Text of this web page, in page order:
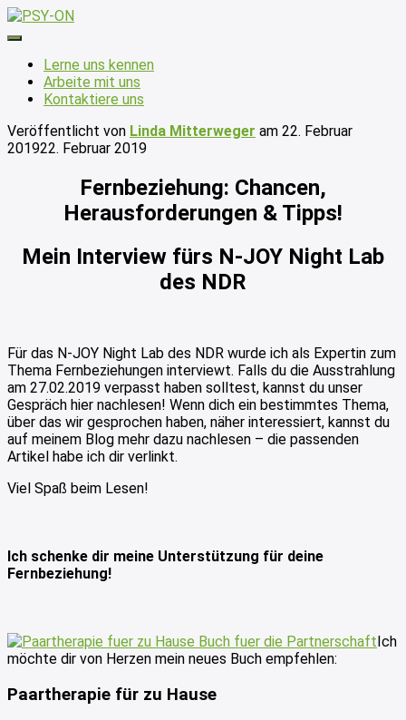
Navigation
umschaltenLerne uns kennen
Arbeite mit uns
Kontaktiere uns
Veröffentlicht von Linda Mitterweger am 22. Februar
201922. Februar 2019
Fernbeziehung: Chancen,
Herausforderungen & Tipps!
Mein Interview fürs N-JOY Night Lab
des NDR
Für das N-JOY Night Lab des NDR wurde ich als Expertin zum
Thema Fernbeziehungen interviewt. Falls du die Ausstrahlung
am 27.02.2019 verpasst haben solltest, kannst du unser
Gespräch hier nachlesen! Wenn dich ein bestimmtes Thema,
über das wir gesprochen haben, näher interessiert, kannst du
auf meinem Blog mehr dazu nachlesen – die passenden
Artikel habe ich dir verlinkt.
Viel Spaß beim Lesen!
Ich schenke dir meine Unterstützung für deine
Fernbeziehung!
Ich
möchte dir von Herzen mein neues Buch empfehlen:
Paartherapie für zu Hause